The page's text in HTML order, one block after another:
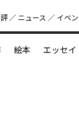
好書好日
ニュース イベ
絵本 エッセイ